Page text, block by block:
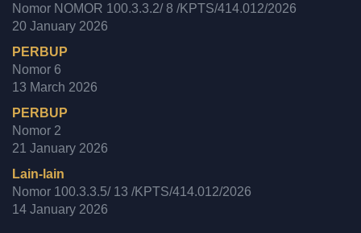
Nomor NOMOR 100.3.3.2/ 8 /KPTS/414.012/2026
20 January 2026
PERBUP
Nomor 6
13 March 2026
PERBUP
Nomor 2
21 January 2026
Lain-lain
Nomor 100.3.3.5/ 13 /KPTS/414.012/2026
14 January 2026